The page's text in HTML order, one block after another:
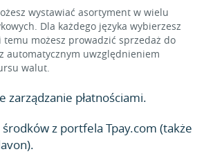
wystawiać asortyment w wielu
Dla każdego języka wybierzesz
temu możesz prowadzić sprzedaż do
automatycznym uwzględnieniem
walut.
zarządzanie płatnościami.
środków z portfela Tpay.com (także